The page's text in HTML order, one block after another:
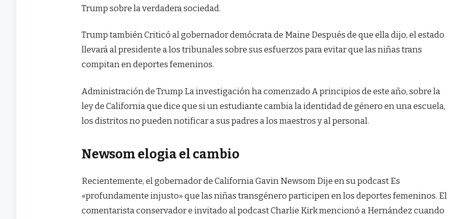
Trump sobre la verdadera sociedad.
Trump tambiénCriticó al gobernador demócrata de Maine Después de que ella dijo, el estado
llevará al presidente a los tribunales sobre sus esfuerzos para evitar que las niñas trans
compitan en deportes femeninos.
Administración de Trump La investigación ha comenzado A principios de este año, sobre la
ley de California que dice que si un estudiante cambia la identidad de género en una escuela,
los distritos no pueden notificar a sus padres a los maestros y al personal.
Newsom elogia el cambio
Recientemente, el gobernador de California Gavin Newsom Dije en su podcast Es
«profundamente injusto» que las niñas transgénero participen en los deportes femeninos. El
comentarista conservador e invitado al podcast Charlie Kirk mencionó a Hernández cuando